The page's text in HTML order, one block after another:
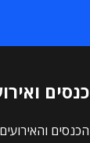
כנסים
הכנסים